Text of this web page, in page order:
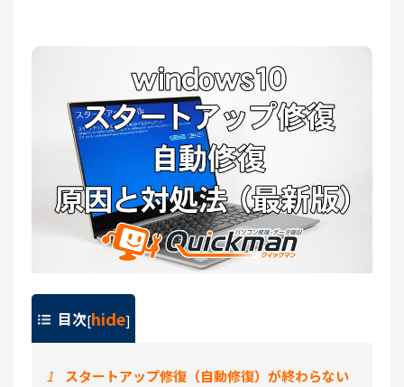
目次[hide]
1
スタートアップ修復（自動修復）が終わらない